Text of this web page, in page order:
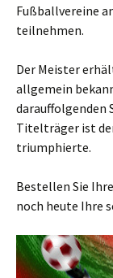
Fußballvereine
teilnehmen.
Der Meister
allgemein
darauffolgenden
Titelträger ist der
triumphierte.
Bestellen Sie
noch heute Ihre